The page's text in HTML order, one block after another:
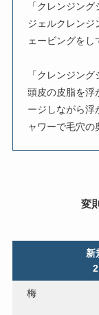
「クレンジング
ジェルクレンジ
ェービングをし
「クレンジング
頭皮の皮脂を浮
ージしながら浮
ャワーで毛穴の
変
梅